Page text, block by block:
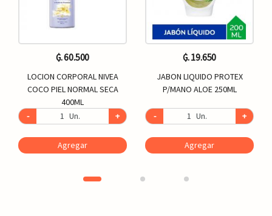
₲. 60.500
LOCION CORPORAL NIVEA
COCO PIEL NORMAL SECA
400ML
-
Un. +
Agregar
₲. 19.650
JABON LIQUIDO PROTEX
P/MANO ALOE 250ML
- Un. +
Agregar